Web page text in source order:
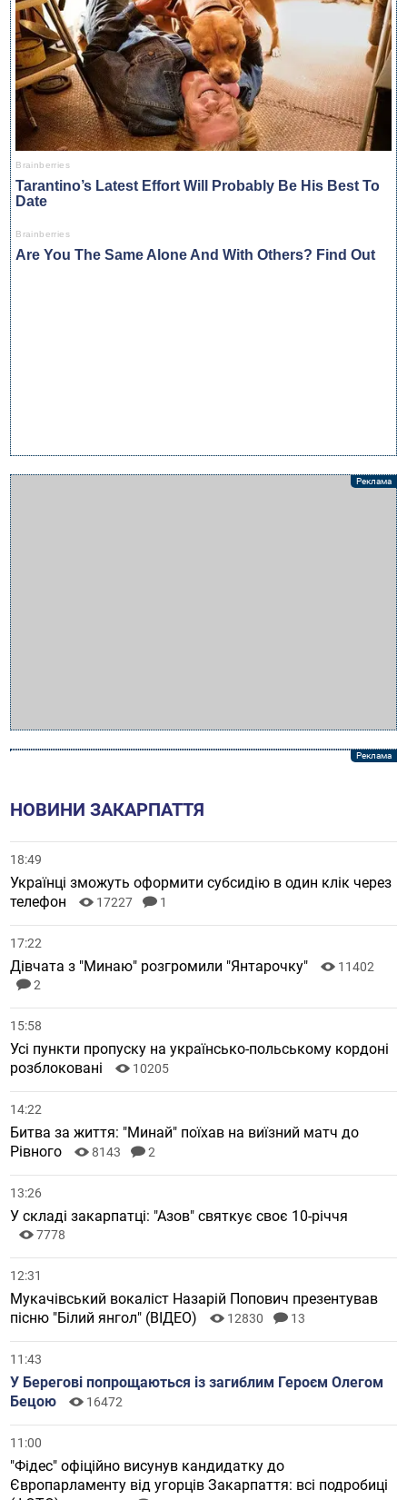
НОВИНИ ЗАКАРПАТТЯ
18:49
Українці зможуть оформити субсидію в один клік через
телефон
17227 1
17:22
Дівчата з "Минаю" розгромили "Янтарочку"
11402
2
15:58
Усі пункти пропуску на українсько-польському кордоні
розблоковані
10205
14:22
Битва за життя: "Минай" поїхав на виїзний матч до
Рівного
8143 2
13:26
У складі закарпатці: "Азов" святкує своє 10-річчя
7778
12:31
Мукачівський вокаліст Назарій Попович презентував
пісню "Білий янгол" (ВІДЕО)
12830 13
11:43
У Берегові попрощаються із загиблим Героєм Олегом
Бецою
16472
11:00
"Фідес" офіційно висунув кандидатку до
Європарламенту від угорців Закарпаття: всі подробиці